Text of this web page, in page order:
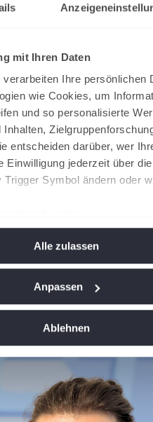
mit Ihren Daten
verarbeiten Ihre persönlichen
wie Cookies, um
und so personalisierte
entscheiden darüber, wer
Einwilligung jederzeit über
Symbol ändern oder
Scannen nach bestimmten
Ihre persönlichen Daten
und die Zugriffe auf
wir Informationen zu Ihrer
Werbung und
Alle zulassen
Anpassen
Ablehnen